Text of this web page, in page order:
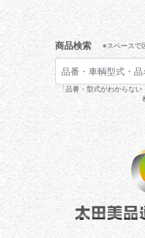
商品検索 ※スペースで
「品番・型式がわからな